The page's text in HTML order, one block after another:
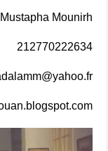
Mustapha Mounirh
212770222634